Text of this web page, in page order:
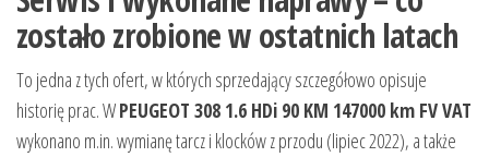
zostało zrobione w ostatnich latach
To jedna z tych ofert, w których sprzedający szczegółowo opisuje
historię prac. WPEUGEOT 308 1.6 HDi 90 KM 147000 km FV VAT
wykonano m.in. wymianę tarcz i klocków z przodu (lipiec 2022), a także